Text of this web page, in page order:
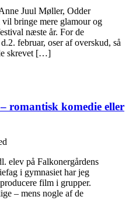
Juul Møller, Odder
bringe mere glamour og
næste år. For de
februar, oser af overskud, så
skrevet […]
romantisk komedie eller
elev på Falkonergårdens
i gymnasiet har jeg
film i grupper.
– mens nogle af de